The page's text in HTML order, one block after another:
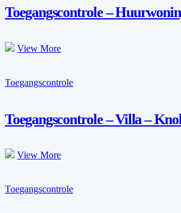
Toegangscontrole –
View More
Toegangscontrole
Toegangscontrole – Villa –
View More
Toegangscontrole